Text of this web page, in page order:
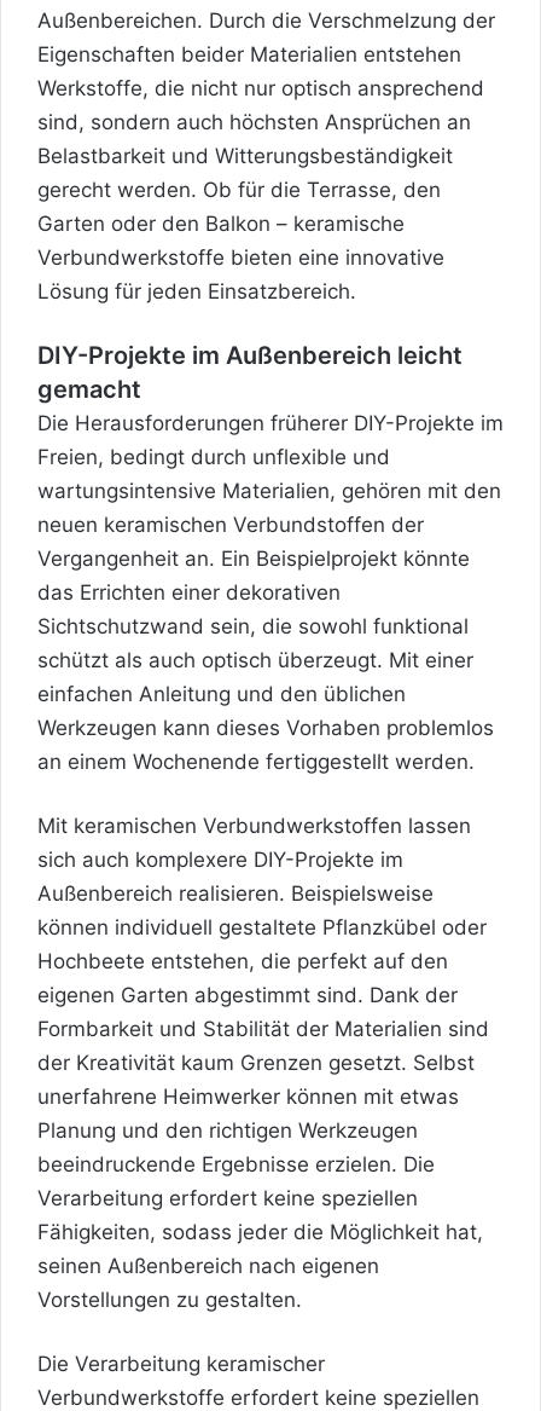
Außenbereichen. Durch die Verschmelzung der
Eigenschaften beider Materialien entstehen
Werkstoffe, die nicht nur optisch ansprechend
sind, sondern auch höchsten Ansprüchen an
Belastbarkeit und Witterungsbeständigkeit
gerecht werden. Ob für die Terrasse, den
Garten oder den Balkon – keramische
Verbundwerkstoffe bieten eine innovative
Lösung für jeden Einsatzbereich.
DIY-Projekte im Außenbereich leicht
gemacht
Die Herausforderungen früherer DIY-Projekte im
Freien, bedingt durch unflexible und
wartungsintensive Materialien, gehören mit den
neuen keramischen Verbundstoffen der
Vergangenheit an. Ein Beispielprojekt könnte
das Errichten einer dekorativen
Sichtschutzwand sein, die sowohl funktional
schützt als auch optisch überzeugt. Mit einer
einfachen Anleitung und den üblichen
Werkzeugen kann dieses Vorhaben problemlos
an einem Wochenende fertiggestellt werden.
Mit keramischen Verbundwerkstoffen lassen
sich auch komplexere DIY-Projekte im
Außenbereich realisieren. Beispielsweise
können individuell gestaltete Pflanzkübel oder
Hochbeete entstehen, die perfekt auf den
eigenen Garten abgestimmt sind. Dank der
Formbarkeit und Stabilität der Materialien sind
der Kreativität kaum Grenzen gesetzt. Selbst
unerfahrene Heimwerker können mit etwas
Planung und den richtigen Werkzeugen
beeindruckende Ergebnisse erzielen. Die
Verarbeitung erfordert keine speziellen
Fähigkeiten, sodass jeder die Möglichkeit hat,
seinen Außenbereich nach eigenen
Vorstellungen zu gestalten.
Die Verarbeitung keramischer
Verbundwerkstoffe erfordert keine speziellen